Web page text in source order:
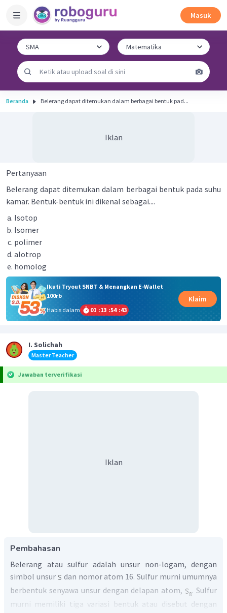
Masuk
Beranda Belerang dapat ditemukan dalam berbagai bentuk pad...
Iklan
Pertanyaan
Belerang dapat ditemukan dalam berbagai bentuk pada suhu
kamar. Bentuk-bentuk ini dikenal sebagai....
Isotop
Isomer
polimer
alotrop
homolog
Ikuti Tryout SNBT & Menangkan E-Wallet
100rb
Habis dalam
01 :13 :54 :43
Klaim
I. Solichah
Master Teacher
Jawaban terverifikasi
Iklan
Pembahasan
Belerang atau sulfur adalah unsur non-logam, dengan
simbol unsur
dan nomor atom 16. Sulfur murni umumnya
berbentuk senyawa unsur dengan delapan atom,
. Sulfur
murni memiliki tiga variasi bentuk atau disebut dengan